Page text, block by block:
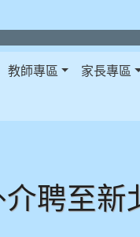
教師專區 家長專區
聘至